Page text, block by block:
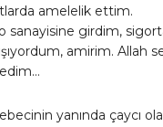
amelelik ettim.
sanayisine girdim,
amirim. Allah
yanında çaycı